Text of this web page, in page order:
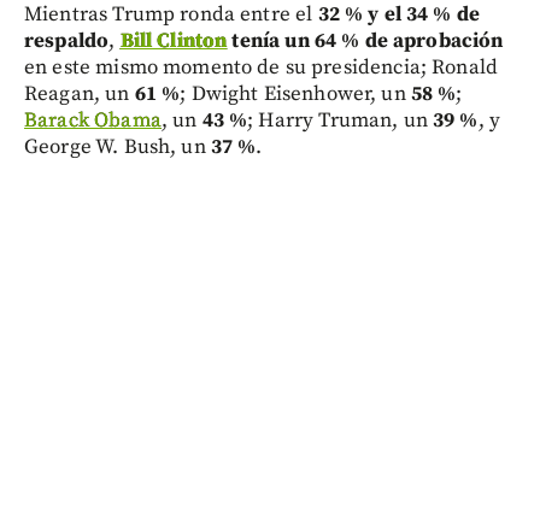
Mientras Trump ronda entre el 32 % y el 34 % de
respaldo,Bill Clintontenía un 64 % de aprobación
en este mismo momento de su presidencia; Ronald
Reagan, un 61 %; Dwight Eisenhower, un58 %;
Barack Obama, un 43 %; Harry Truman, un39 %, y
George W. Bush, un37 %.